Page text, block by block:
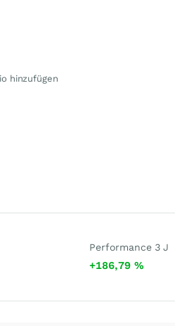
hinzufügen
Performance 3 J
+186,79 %